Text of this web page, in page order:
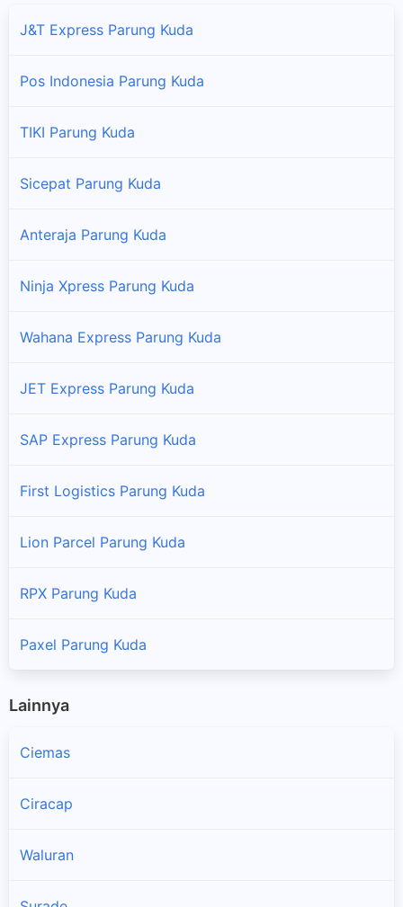
J&T Express Parung Kuda
Pos Indonesia Parung Kuda
TIKI Parung Kuda
Sicepat Parung Kuda
Anteraja Parung Kuda
Ninja Xpress Parung Kuda
Wahana Express Parung Kuda
JET Express Parung Kuda
SAP Express Parung Kuda
First Logistics Parung Kuda
Lion Parcel Parung Kuda
RPX Parung Kuda
Paxel Parung Kuda
Lainnya
Ciemas
Ciracap
Waluran